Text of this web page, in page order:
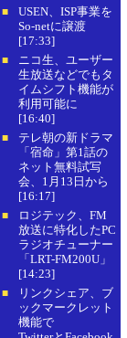
■
USEN、ISP事業を
So-netに譲渡
[17:33]
■
ニコ生、ユーザー
生放送などでもタ
イムシフト機能が
利用可能に
[16:40]
■
テレ朝の新ドラマ
「宿命」第1話の
ネット無料試写
会、1月13日から
[16:17]
■
ロジテック、FM
放送に特化したPC
ラジオチューナー
「LRT-FM200U」
[14:23]
■
リンクシェア、ブ
ックマークレット
機能で